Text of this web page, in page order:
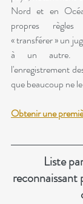
Nord et en
propres
« transférer » un
à un autre.
l'enregistrement
que beaucoup ne
Obtenir une
Liste
reconnaissant